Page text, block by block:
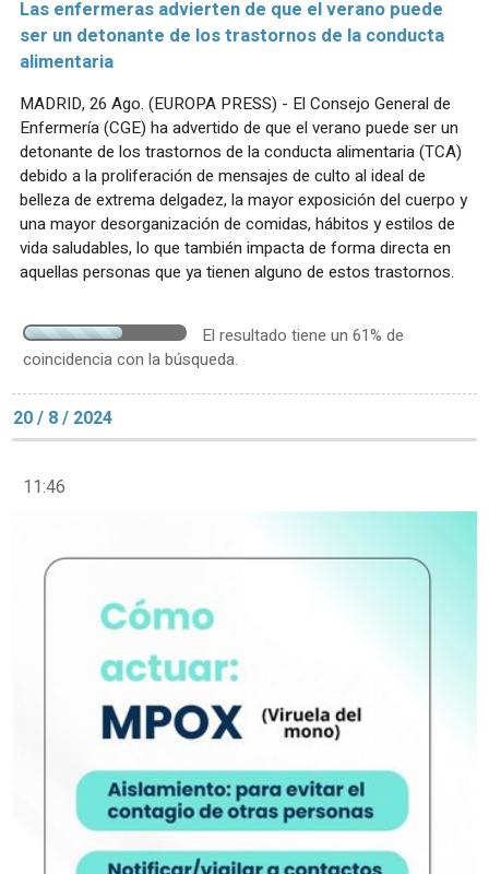
Las enfermeras advierten de que el verano puede
ser un detonante de los trastornos de la conducta
alimentaria
MADRID, 26 Ago. (EUROPA PRESS) - El Consejo General de
Enfermería (CGE) ha advertido de que el verano puede ser un
detonante de los trastornos de la conducta alimentaria (TCA)
debido a la proliferación de mensajes de culto al ideal de
belleza de extrema delgadez, la mayor exposición del cuerpo y
una mayor desorganización de comidas, hábitos y estilos de
vida saludables, lo que también impacta de forma directa en
aquellas personas que ya tienen alguno de estos trastornos.
El resultado tiene un 61% de
coincidencia con la búsqueda.
20 / 8 / 2024
11:46